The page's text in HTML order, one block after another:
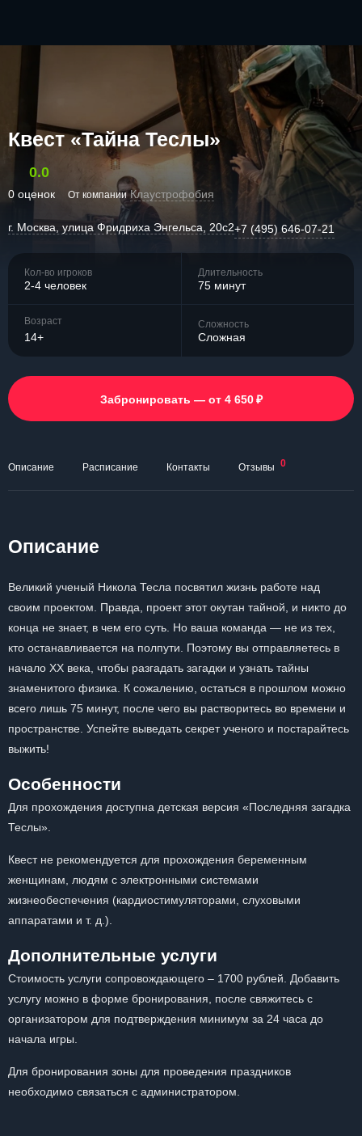
Квест «Тайна Теслы»
0.0
0 оценок От компании Клаустрофобия
г. Москва, улица Фридриха Энгельса, 20с2+7 (495) 646-07-21
Кол-во игроков
2-4 человек
Длительность
75 минут
Возраст
14+
Сложность
Сложная
Забронировать — от 4 650 ₽
Описание Расписание Контакты Отзывы 0
Описание
Великий ученый Никола Тесла посвятил жизнь работе над
своим проектом. Правда, проект этот окутан тайной, и никто до
конца не знает, в чем его суть. Но ваша команда — не из тех,
кто останавливается на полпути. Поэтому вы отправляетесь в
начало ХХ века, чтобы разгадать загадки и узнать тайны
знаменитого физика. К сожалению, остаться в прошлом можно
всего лишь 75 минут, после чего вы растворитесь во времени и
пространстве. Успейте выведать секрет ученого и постарайтесь
выжить!
Особенности
Для прохождения доступна детская версия «Последняя загадка
Теслы».
Квест не рекомендуется для прохождения беременным
женщинам, людям с электронными системами
жизнеобеспечения (кардиостимуляторами, слуховыми
аппаратами и т. д.).
Дополнительные услуги
Стоимость услуги сопровождающего – 1700 рублей. Добавить
услугу можно в форме бронирования, после свяжитесь с
организатором для подтверждения минимум за 24 часа до
начала игры.
Для бронирования зоны для проведения праздников
необходимо связаться с администратором.